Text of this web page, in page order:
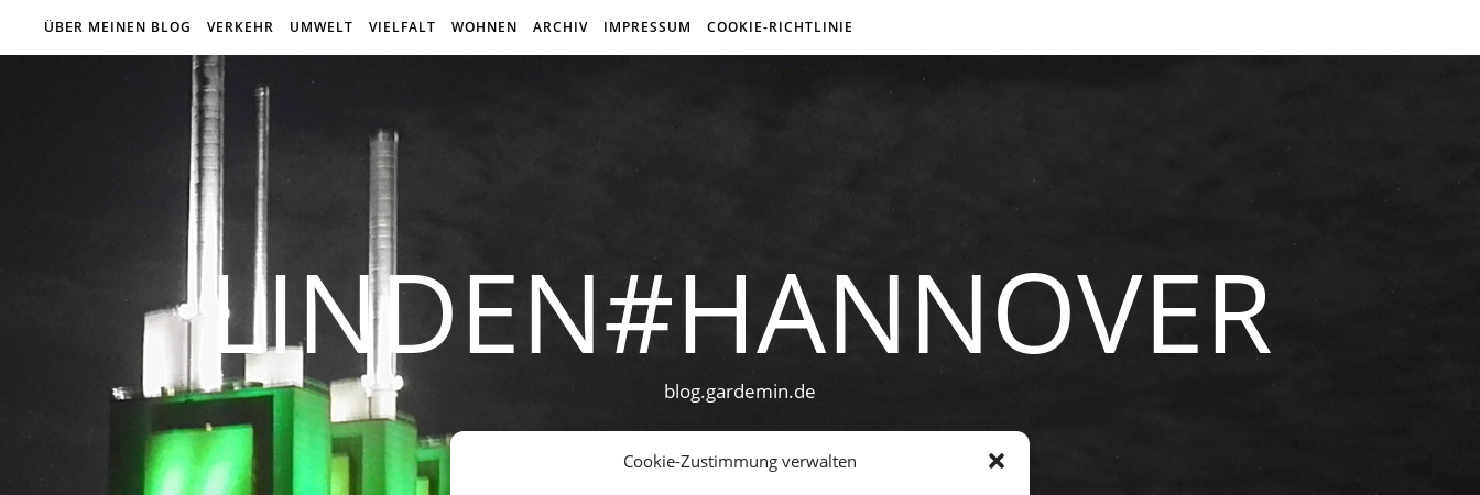
Cookie-Zustimmung verwalten
ÜBER MEINEN BLOG VERKEHR UMWELT VIELFALT WOHNEN ARCHIV IMPRESSUM COOKIE-RICHTLINIE
LINDEN#HANNOVER
blog.gardemin.de